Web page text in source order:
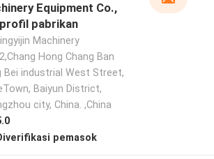
Equipment Co.,
pabrikan
Machinery
Hong Chang Ban
Bei industrial West Street,
Baiyun District,
city, China. ,China
pemasok